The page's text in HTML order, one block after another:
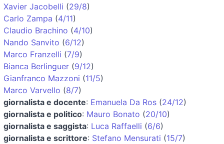
Xavier Jacobelli (29/8)
Carlo Zampa (4/11)
Claudio Brachino (4/10)
Nando Sanvito (6/12)
Marco Franzelli (7/9)
Bianca Berlinguer (9/12)
Gianfranco Mazzoni (11/5)
Marco Varvello (8/7)
giornalista e docente: Emanuela Da Ros (24/12)
giornalista e politico: Mauro Bonato (20/10)
giornalista e saggista: Luca Raffaelli (6/6)
giornalista e scrittore: Stefano Mensurati (15/7)